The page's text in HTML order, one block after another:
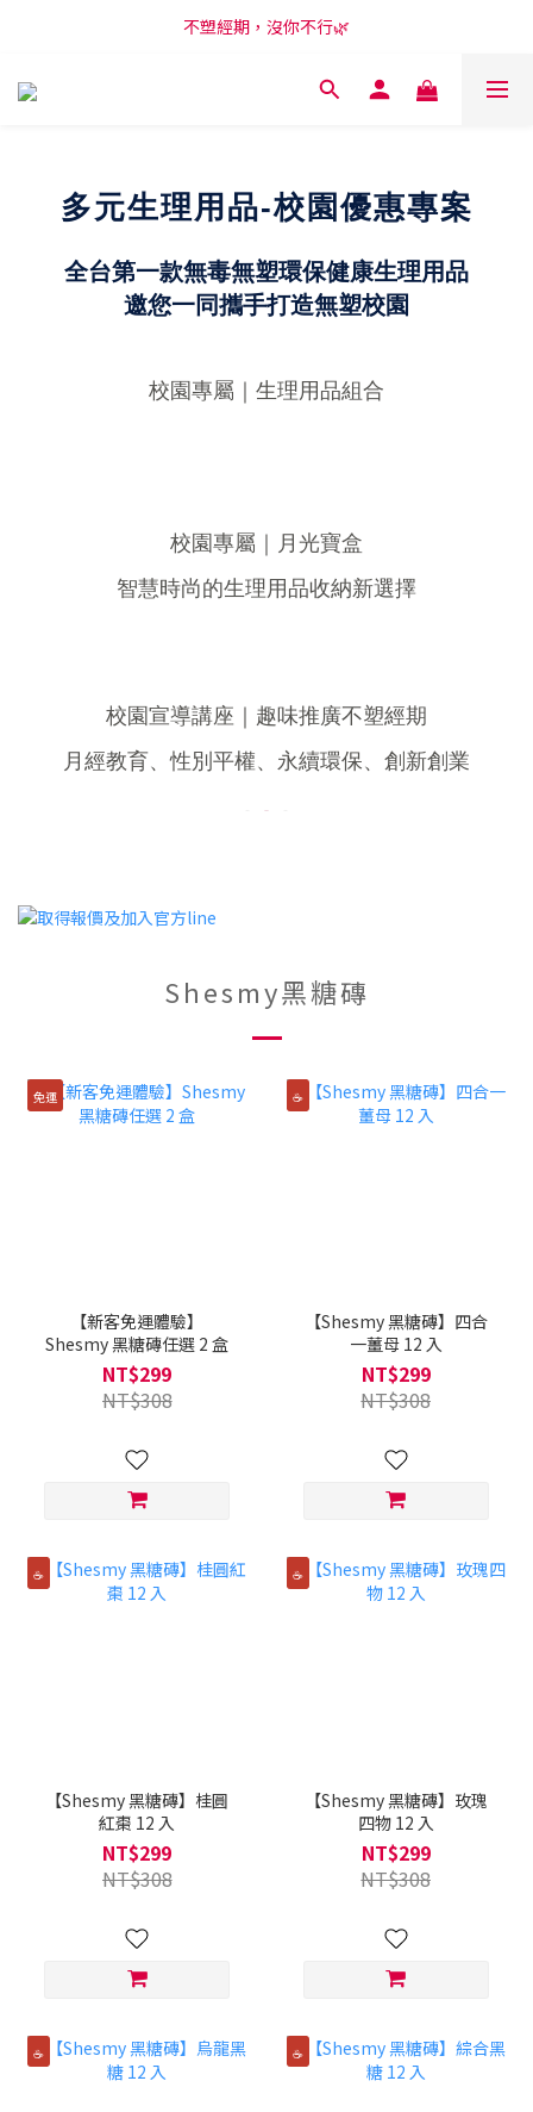
新會員享購物金100元，開啟LINE訂閱再領50元😍
不塑經期，沒你不行🌿
新會員享購物金100元，開啟LINE訂閱再領50元😍
多元生理用品-校園優惠專案
全台第一款無毒無塑環保健康生理用品
邀您一同攜手打造無塑校園
校園專屬｜生理用品組合
校園專屬
月光寶盒
智慧時尚的生理用品收納新選擇
校園宣導講座｜趣味推廣不塑經期
月經教育、性別平權、永續環保、創新創業
Shesmy黑糖磚
免運
【新客免運體驗】
Shesmy 黑糖磚任選 2 盒
NT$299
NT$308
☕️
【Shesmy 黑糖磚】四合
一薑母 12 入
NT$299
NT$308
☕️
【Shesmy 黑糖磚】桂圓
紅棗 12 入
NT$299
NT$308
☕️
【Shesmy 黑糖磚】玫瑰
四物 12 入
NT$299
NT$308
☕️ ☕️